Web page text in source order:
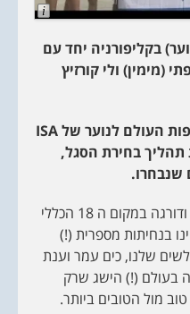
L
o
i
p
בקליפורניה יחד עם
(מימין) ולי קורזיץ
הנבחרת הצעירה חזרה מאליפות העולם לנוער של ISA
בחירת הסגל,
שנבחרו.
הנבחרת עשתה תחרות מצוינת ודורגה במקום ה 18 הכללי
היינו בנחיתות מספרית (!)
מצוינת לכל הדעות. 2 גולשים שלנו, כים עמר וענת
בעולם (!) הישג שרק
מול הטובים ביותר.